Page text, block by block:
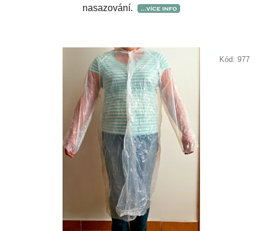
nasazování.
Kód: 977